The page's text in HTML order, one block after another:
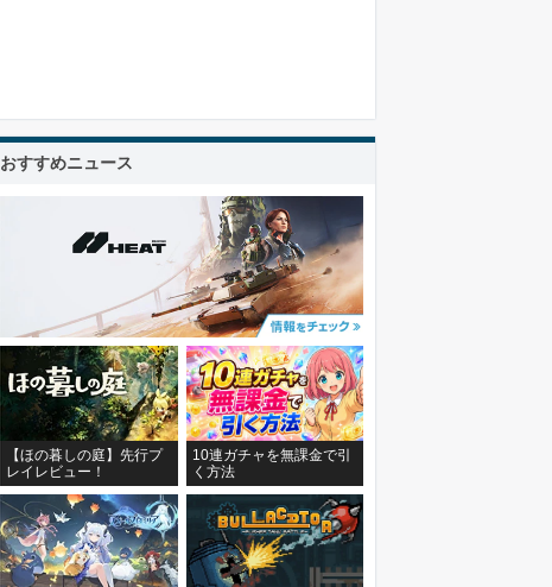
おすすめニュース
【ほの暮しの庭】先行プ
レイレビュー！
10連ガチャを無課金で引
く方法